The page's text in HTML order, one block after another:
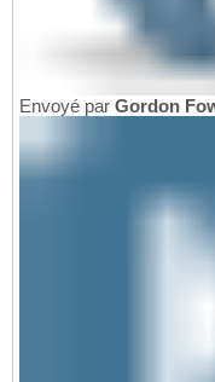
Envoyé par Gordon